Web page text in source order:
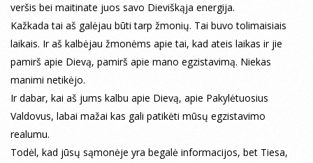
veršis bei maitinate juos savo Dieviškąja energija.
Kažkada tai aš galėjau būti tarp žmonių. Tai buvo tolimaisiais
laikais. Ir aš kalbėjau žmonėms apie tai, kad ateis laikas ir jie
pamirš apie Dievą, pamirš apie mano egzistavimą. Niekas
manimi netikėjo.
Ir dabar, kai aš jums kalbu apie Dievą, apie Pakylėtuosius
Valdovus, labai mažai kas gali patikėti mūsų egzistavimo
realumu.
Todėl, kad jūsų sąmonėje yra begalė informacijos, bet Tiesa,